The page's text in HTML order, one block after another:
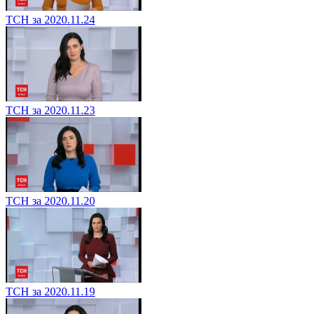
ТСН за 2020.11.24
ТСН за 2020.11.23
ТСН за 2020.11.20
ТСН за 2020.11.19